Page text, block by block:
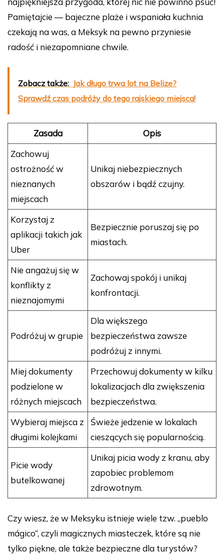
Pamiętajcie — bajeczne plaże i wspaniała kuchnia
czekają na was, a Meksyk na pewno przyniesie
radość i niezapomniane chwile.
Zobacz także: Jak długo trwa lot na Belize?
Sprawdź czas podróży do tego rajskiego miejsca!
Zasada
Opis
Zachowuj
ostrożność w
nieznanych
miejscach
Unikaj niebezpiecznych
obszarów i bądź czujny.
Korzystaj z
aplikacji takich jak
Uber
Bezpiecznie poruszaj się po
miastach.
Nie angażuj się w
konflikty z
nieznajomymi
Zachowaj spokój i unikaj
konfrontacji.
Podróżuj w grupie
Dla większego
bezpieczeństwa zawsze
podróżuj z innymi.
Miej dokumenty
podzielone w
różnych miejscach
Przechowuj dokumenty w kilku
lokalizacjach dla zwiększenia
bezpieczeństwa.
Wybieraj miejsca z
długimi kolejkami
Świeże jedzenie w lokalach
cieszących się popularnością.
Picie wody
butelkowanej
Unikaj picia wody z kranu, aby
zapobiec problemom
zdrowotnym.
Czy wiesz, że w Meksyku istnieje wiele tzw. „pueblo
mágico”, czyli magicznych miasteczek, które są nie
tylko piękne, ale także bezpieczne dla turystów?